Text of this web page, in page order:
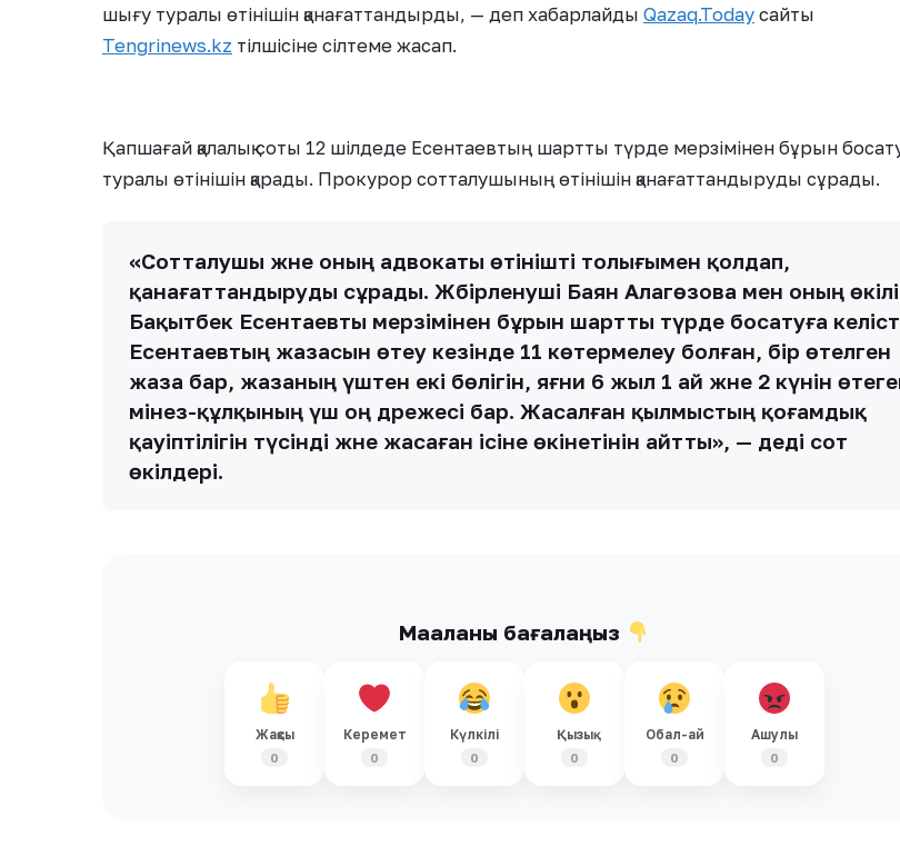
шығу туралы өтінішін қанағаттандырды, — деп хабарлайды Qazaq.Today сайты
Tengrinews.kz тілшісіне сілтеме жасап.
Қапшағай қалалық соты 12 шілдеде Есентаевтың шартты түрде мерзімінен бұрын
туралы өтінішін қарады. Прокурор сотталушының өтінішін қанағаттандыруды сұрады.
«Сотталушы және оның адвокаты өтінішті толығымен қолдап,
қанағаттандыруды сұрады. Жәбірленуші Баян Алагөзова мен оның өкілі
Бақытбек Есентаевты мерзімінен бұрын шартты түрде босатуға
Есентаевтың жазасын өтеу кезінде 11 көтермелеу болған, бір өтелген
жаза бар, жазаның үштен екі бөлігін, яғни 6 жыл 1 ай және 2 күнін
мінез-құлқының үш оң дәрежесі бар. Жасалған қылмыстың қоғамдық
қауіптілігін түсінді және жасаған ісіне өкінетінін айтты», — деді сот
өкілдері.
Мақаланы бағалаңыз
Жақсы
0
Керемет
0
Күлкілі
0
Қызық
0
Обал-ай
0
Ашулы
0